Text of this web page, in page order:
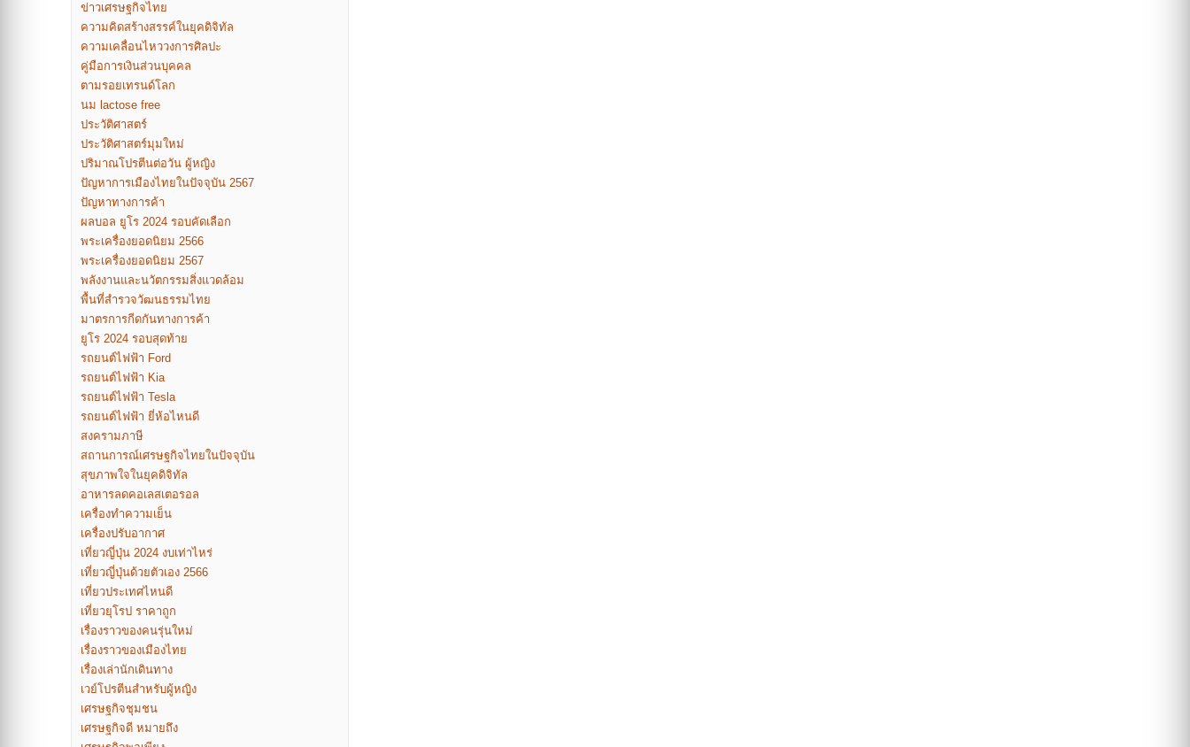
ข่าวเศรษฐกิจไทย
ความคิดสร้างสรรค์ในยุคดิจิทัล
ความเคลื่อนไหววงการศิลปะ
คู่มือการเงินส่วนบุคคล
ตามรอยเทรนด์โลก
นม lactose free
ประวัติศาสตร์
ประวัติศาสตร์มุมใหม่
ปริมาณโปรตีนต่อวัน ผู้หญิง
ปัญหาการเมืองไทยในปัจจุบัน 2567
ปัญหาทางการค้า
ผลบอล ยูโร 2024 รอบคัดเลือก
พระเครื่องยอดนิยม 2566
พระเครื่องยอดนิยม 2567
พลังงานและนวัตกรรมสิ่งแวดล้อม
พื้นที่สำรวจวัฒนธรรมไทย
มาตรการกีดกันทางการค้า
ยูโร 2024 รอบสุดท้าย
รถยนต์ไฟฟ้า Ford
รถยนต์ไฟฟ้า Kia
รถยนต์ไฟฟ้า Tesla
รถยนต์ไฟฟ้า ยี่ห้อไหนดี
สงครามภาษี
สถานการณ์เศรษฐกิจไทยในปัจจุบัน
สุขภาพใจในยุคดิจิทัล
อาหารลดคอเลสเตอรอล
เครื่องทำความเย็น
เครื่องปรับอากาศ
เที่ยวญี่ปุ่น 2024 งบเท่าไหร่
เที่ยวญี่ปุ่นด้วยตัวเอง 2566
เที่ยวประเทศไหนดี
เที่ยวยุโรป ราคาถูก
เรื่องราวของคนรุ่นใหม่
เรื่องราวของเมืองไทย
เรื่องเล่านักเดินทาง
เวย์โปรตีนสำหรับผู้หญิง
เศรษฐกิจชุมชน
เศรษฐกิจดี หมายถึง